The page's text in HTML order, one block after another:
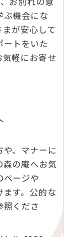
ぶ機会にな
が安心して
ートをいた
気軽にお寄せ
、マナーに
の庵へお気
ページや
す。公的な
照くださ